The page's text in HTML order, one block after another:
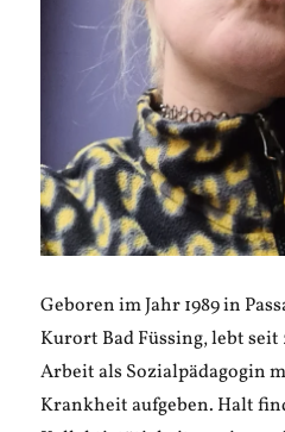
Geboren im Jahr 1989 in
Kurort Bad Füssing, lebt
Arbeit als Sozialpädagogin
Krankheit aufgeben. Halt